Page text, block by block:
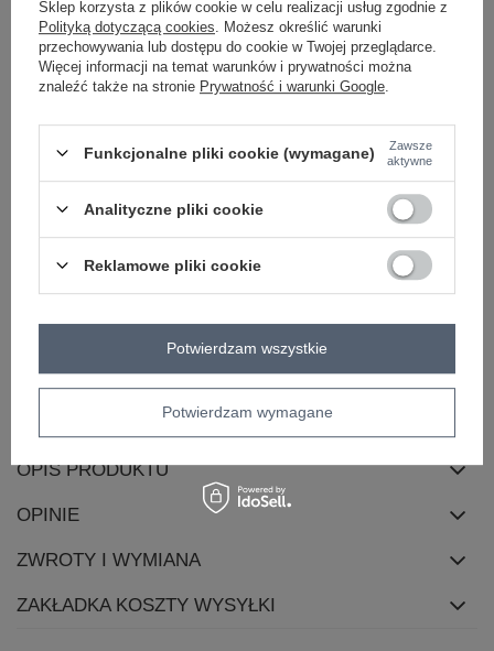
ZALOGUJ SIĘ I ZOBACZ CENĘ
Zadzwoń+48 601 547 740 Zadaj pytanie
skład materiału : skóra ekologiczna
OCH BELLA
dominujący
gładki
OPIS PRODUKTU
OPINIE
ZWROTY I WYMIANA
ZAKŁADKA KOSZTY WYSYŁKI
Sklep korzysta z plików cookie w celu realizacji usług zgodnie z
Polityką dotyczącą cookies . Możesz określić warunki
przechowywania lub dostępu do cookie w Twojej przeglądarce.
Więcej informacji na temat warunków i prywatności można
znaleźć także na stronie Prywatność i warunki Google
Funkcjonalne pliki cookie (wymagane)
Zawsze
aktywne
Analityczne pliki cookie
Reklamowe pliki cookie
Potwierdzam wymagane
Potwierdzam wszystkie